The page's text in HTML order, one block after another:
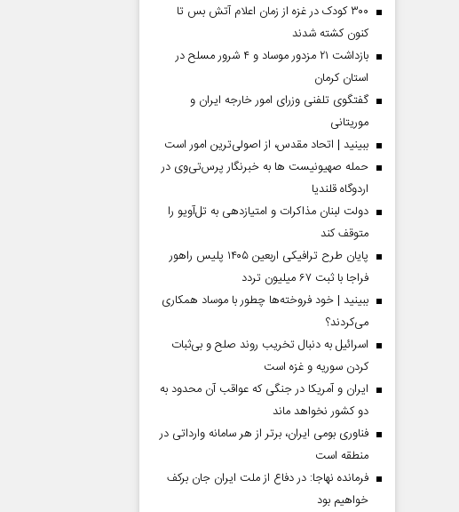
۳۰۰ کودک در غزه از زمان اعلام آتش بس تا
کنون کشته شدند
بازداشت ۲۱ مزدور موساد و ۴ شرور مسلح در
استان کرمان
گفتگوی تلفنی وزرای امور خارجه ایران و
موریتانی
ببینید | اتحاد مقدس، از اصولی‌ترین امور است
حمله صهیونیست ها به خبرنگار پرس‌تی‌وی در
اردوگاه قلندیا
دولت لبنان مذاکرات و امتیازدهی به تل‌آویو را
متوقف کند
پایان طرح ترافیکی اربعین ۱۴۰۵ پلیس راهور
فراجا با ثبت ۶۷ میلیون تردد
ببینید | خود فروخته‌ها چطور با موساد همکاری
می‌کردند؟
اسرائیل به دنبال تخریب روند صلح و بی‌ثبات
کردن سوریه و غزه است
ایران و آمریکا در جنگی که عواقب آن محدود به
دو کشور نخواهد ماند
فناوری بومی ایران، برتر از هر سامانه وارداتی در
منطقه است
فرمانده نهاجا: در دفاع از ملت ایران جان برکف
خواهیم بود